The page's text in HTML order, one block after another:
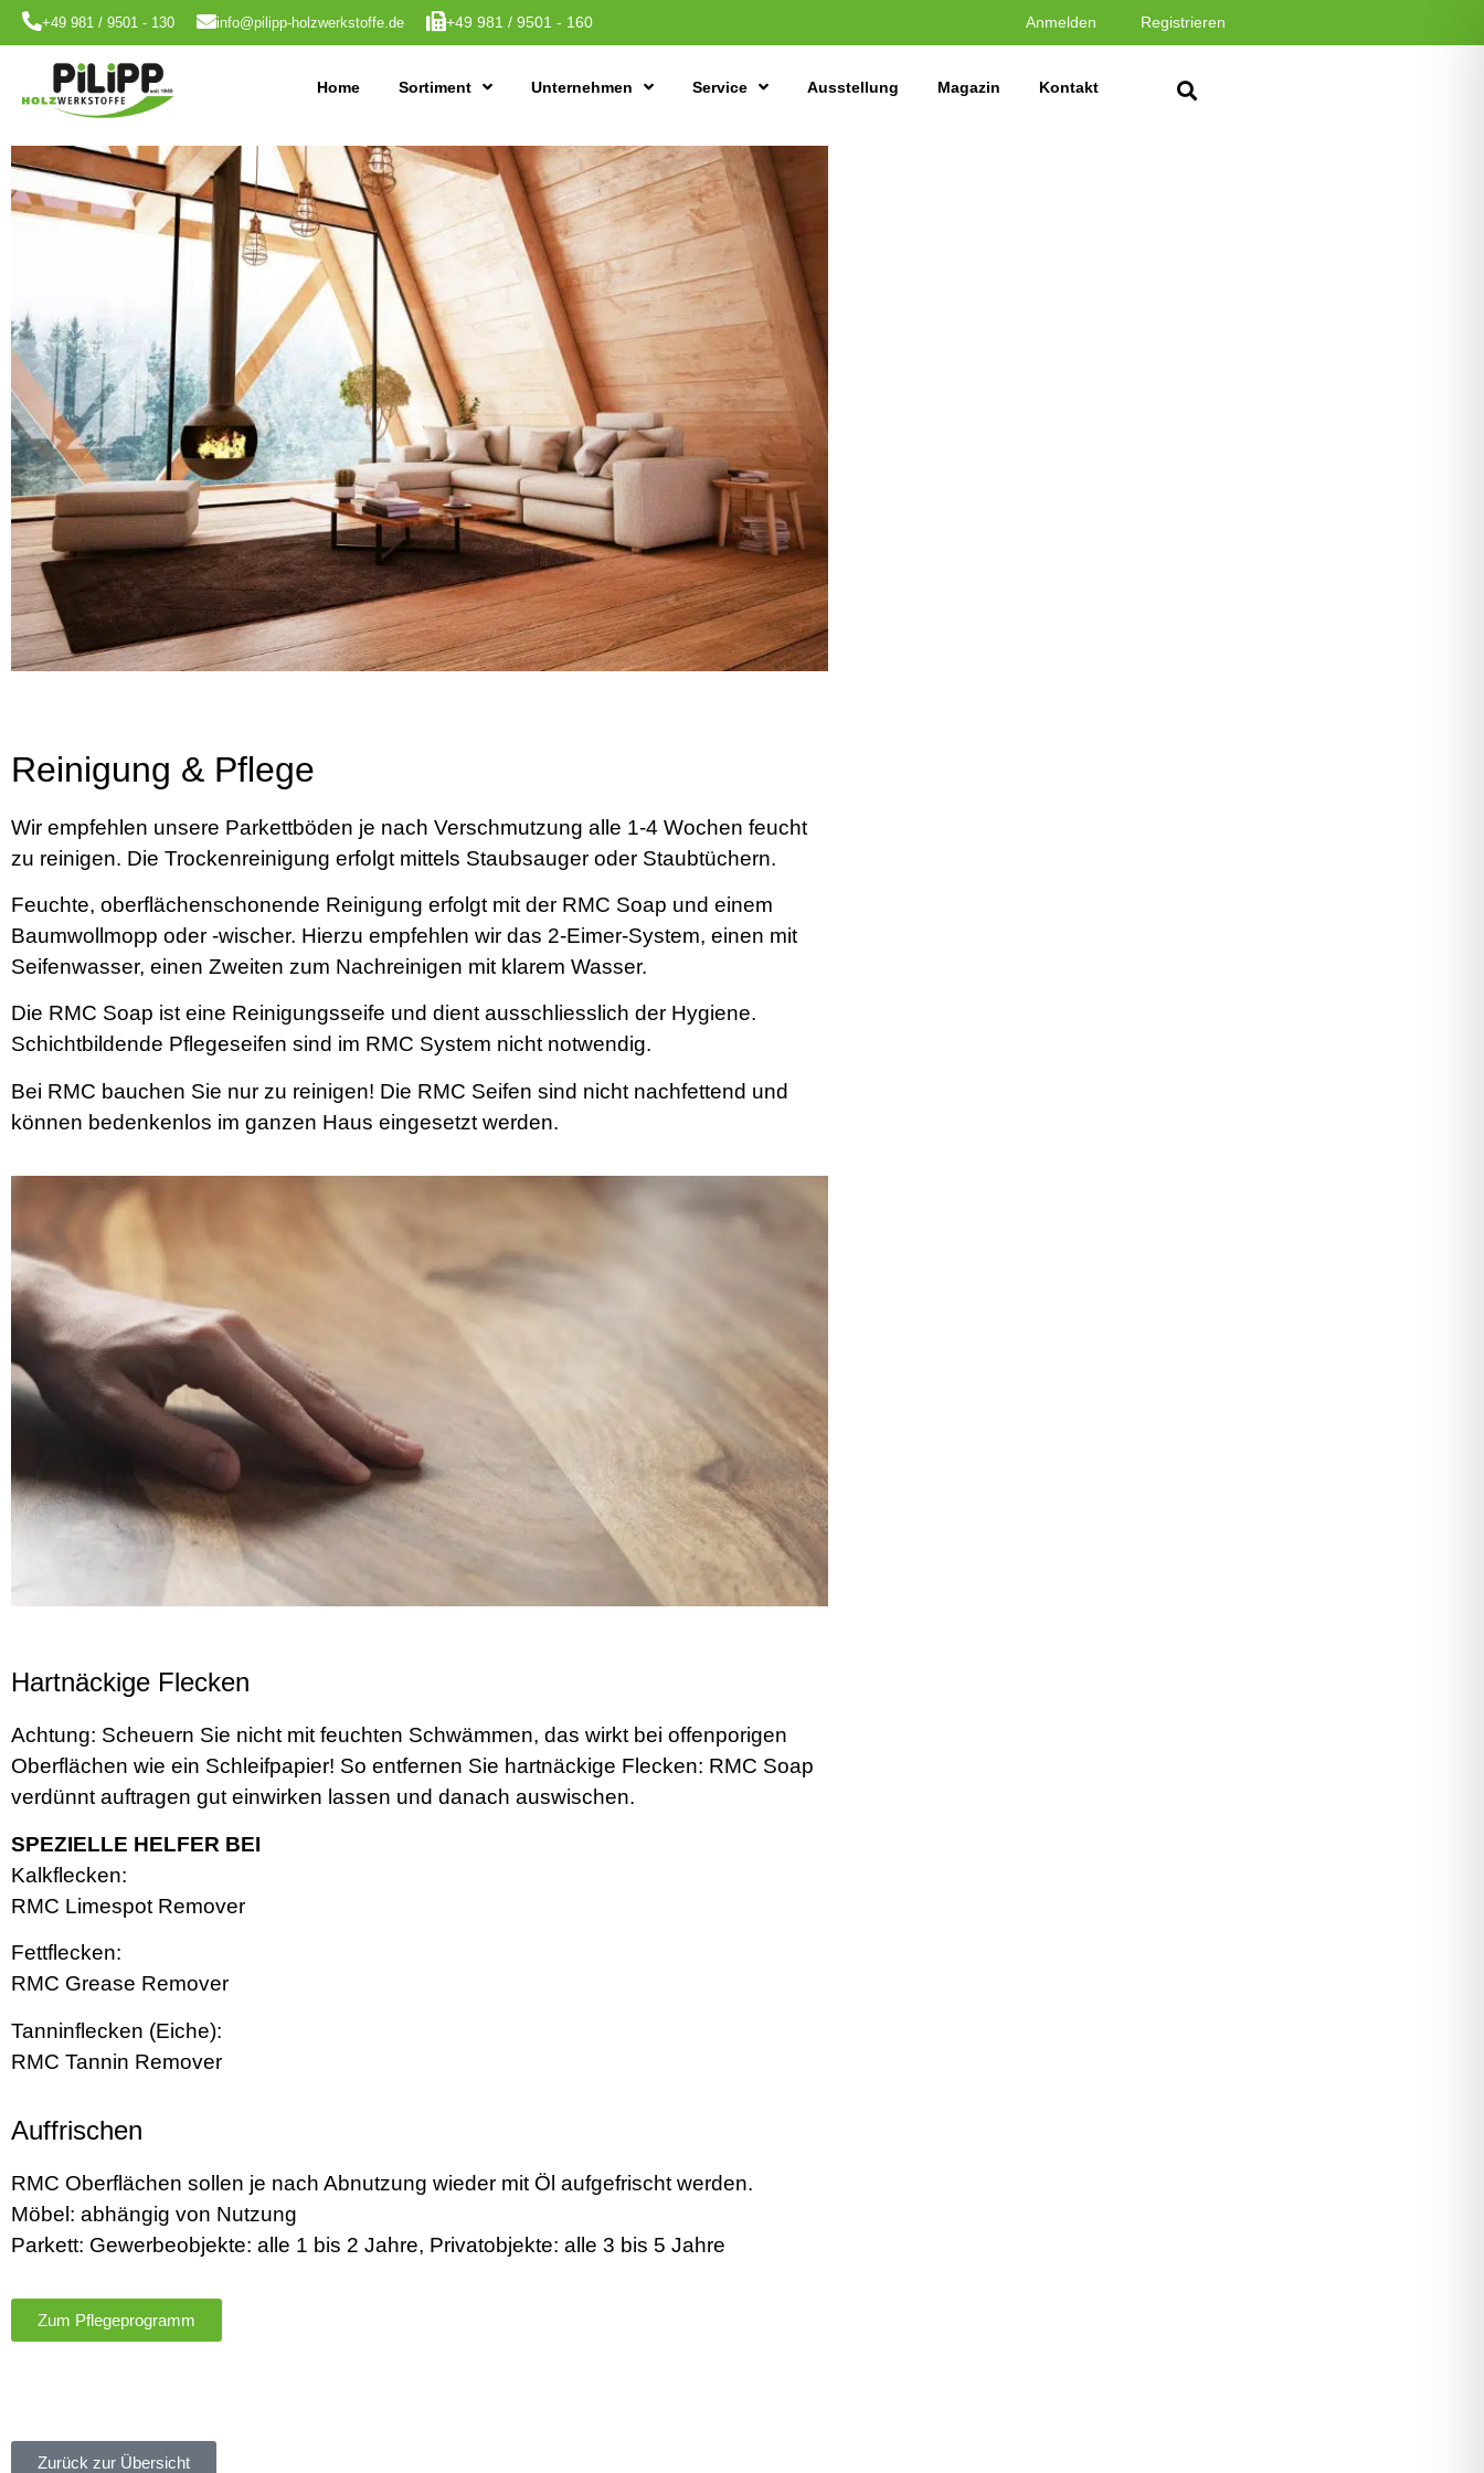
+49 981 / 9501 - 130 info@pilipp-holzwerkstoffe.de +49 981 / 9501 - 160 Anmelden Registrieren
Home Sortiment Unternehmen Service Ausstellung Magazin Kontakt
Reinigung & Pflege
Wir empfehlen unsere Parkettböden je nach Verschmutzung alle 1-4 Wochen feucht
zu reinigen. Die Trockenreinigung erfolgt mittels Staubsauger oder Staubtüchern.
Feuchte, oberflächenschonende Reinigung erfolgt mit der RMC Soap und einem
Baumwollmopp oder -wischer. Hierzu empfehlen wir das 2-Eimer-System, einen mit
Seifenwasser, einen Zweiten zum Nachreinigen mit klarem Wasser.
Die RMC Soap ist eine Reinigungsseife und dient ausschliesslich der Hygiene.
Schichtbildende Pflegeseifen sind im RMC System nicht notwendig.
Bei RMC bauchen Sie nur zu reinigen! Die RMC Seifen sind nicht nachfettend und
können bedenkenlos im ganzen Haus eingesetzt werden.
Hartnäckige Flecken
Achtung: Scheuern Sie nicht mit feuchten Schwämmen, das wirkt bei offenporigen
Oberflächen wie ein Schleifpapier! So entfernen Sie hartnäckige Flecken: RMC Soap
verdünnt auftragen gut einwirken lassen und danach auswischen.
SPEZIELLE HELFER BEI
Kalkflecken:
RMC Limespot Remover
Fettflecken:
RMC Grease Remover
Tanninflecken (Eiche):
RMC Tannin Remover
Auffrischen
RMC Oberflächen sollen je nach Abnutzung wieder mit Öl aufgefrischt werden.
Möbel: abhängig von Nutzung
Parkett: Gewerbeobjekte: alle 1 bis 2 Jahre, Privatobjekte: alle 3 bis 5 Jahre
Zum Pflegeprogramm
Zurück zur Übersicht